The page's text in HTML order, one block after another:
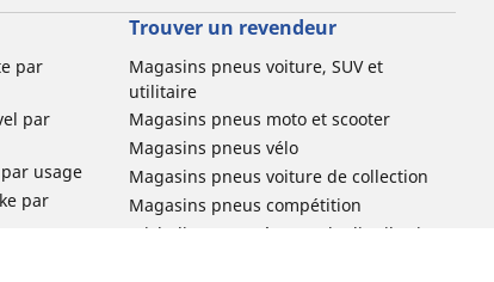
par
par
usage
par
Trouver un revendeur
Magasins pneus voiture, SUV et
utilitaire
Magasins pneus moto et scooter
Magasins pneus vélo
Magasins pneus voiture de collection
Magasins pneus compétition
Michelin et ses réseaux de distribution